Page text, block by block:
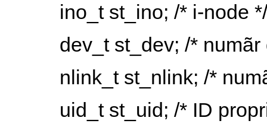
ino_t st_ino; /* i-node */
dev_t st_dev; /*
nlink_t st_nlink; /*
uid_t st_uid; /* ID